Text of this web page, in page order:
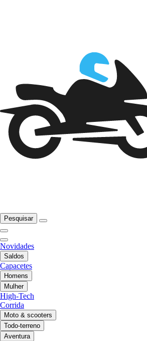
Pesquisar
Novidades
Saldos
Capacetes
Homens
Mulher
High-Tech
Corrida
Moto & scooters
Todo-terreno
Aventura